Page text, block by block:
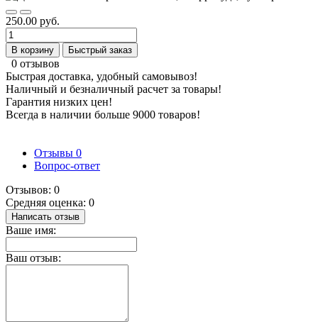
250.00 руб.
В корзину Быстрый заказ
0 отзывов
Быстрая доставка, удобный самовывоз!
Наличный и безналичный расчет за товары!
Гарантия низких цен!
Всегда в наличии больше 9000 товаров!
Отзывы 0
Вопрос-ответ
Отзывов: 0
Средняя оценка: 0
Написать отзыв
Ваше имя:
Ваш отзыв: